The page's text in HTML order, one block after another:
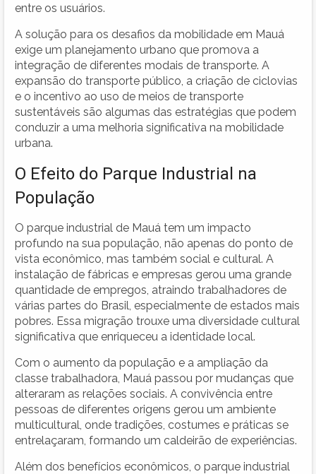
entre os usuários.
A solução para os desafios da mobilidade em Mauá
exige um planejamento urbano que promova a
integração de diferentes modais de transporte. A
expansão do transporte público, a criação de ciclovias
e o incentivo ao uso de meios de transporte
sustentáveis são algumas das estratégias que podem
conduzir a uma melhoria significativa na mobilidade
urbana.
O Efeito do Parque Industrial na
População
O parque industrial de Mauá tem um impacto
profundo na sua população, não apenas do ponto de
vista econômico, mas também social e cultural. A
instalação de fábricas e empresas gerou uma grande
quantidade de empregos, atraindo trabalhadores de
várias partes do Brasil, especialmente de estados mais
pobres. Essa migração trouxe uma diversidade cultural
significativa que enriqueceu a identidade local.
Com o aumento da população e a ampliação da
classe trabalhadora, Mauá passou por mudanças que
alteraram as relações sociais. A convivência entre
pessoas de diferentes origens gerou um ambiente
multicultural, onde tradições, costumes e práticas se
entrelaçaram, formando um caldeirão de experiências.
Além dos benefícios econômicos, o parque industrial